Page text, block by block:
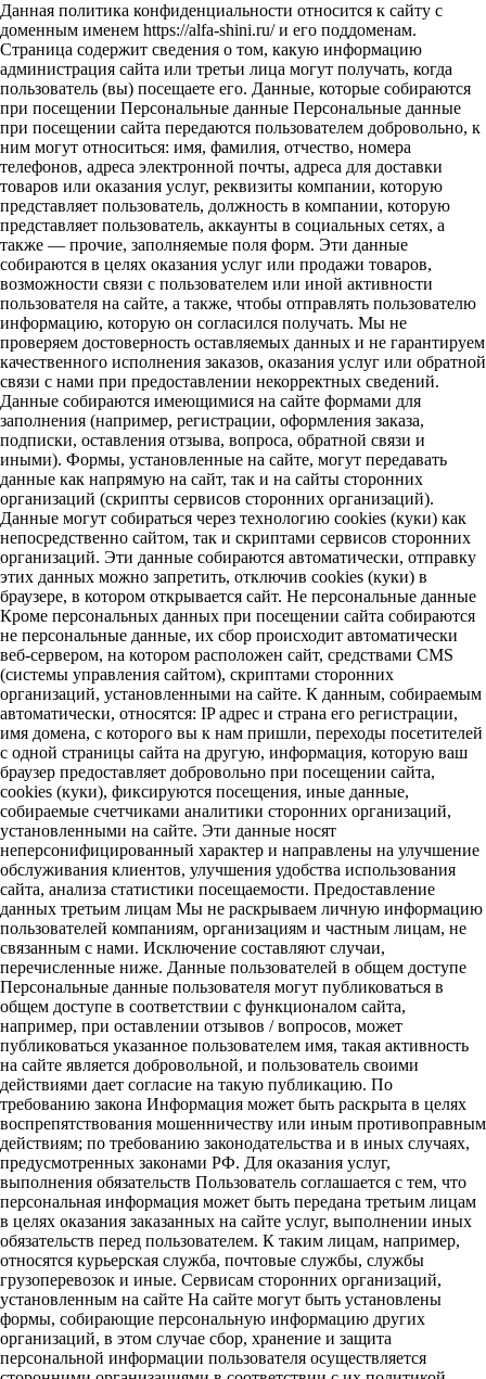
Данная политика конфиденциальности относится к сайту с
доменным именем https://alfa-shini.ru/ и его поддоменам.
Страница содержит сведения о том, какую информацию
администрация сайта или третьи лица могут получать, когда
пользователь (вы) посещаете его. Данные, которые собираются
при посещении Персональные данные Персональные данные
при посещении сайта передаются пользователем добровольно, к
ним могут относиться: имя, фамилия, отчество, номера
телефонов, адреса электронной почты, адреса для доставки
товаров или оказания услуг, реквизиты компании, которую
представляет пользователь, должность в компании, которую
представляет пользователь, аккаунты в социальных сетях, а
также — прочие, заполняемые поля форм. Эти данные
собираются в целях оказания услуг или продажи товаров,
возможности связи с пользователем или иной активности
пользователя на сайте, а также, чтобы отправлять пользователю
информацию, которую он согласился получать. Мы не
проверяем достоверность оставляемых данных и не гарантируем
качественного исполнения заказов, оказания услуг или обратной
связи с нами при предоставлении некорректных сведений.
Данные собираются имеющимися на сайте формами для
заполнения (например, регистрации, оформления заказа,
подписки, оставления отзыва, вопроса, обратной связи и
иными). Формы, установленные на сайте, могут передавать
данные как напрямую на сайт, так и на сайты сторонних
организаций (скрипты сервисов сторонних организаций).
Данные могут собираться через технологию cookies (куки) как
непосредственно сайтом, так и скриптами сервисов сторонних
организаций. Эти данные собираются автоматически, отправку
этих данных можно запретить, отключив cookies (куки) в
браузере, в котором открывается сайт. Не персональные данные
Кроме персональных данных при посещении сайта собираются
не персональные данные, их сбор происходит автоматически
веб-сервером, на котором расположен сайт, средствами CMS
(системы управления сайтом), скриптами сторонних
организаций, установленными на сайте. К данным, собираемым
автоматически, относятся: IP адрес и страна его регистрации,
имя домена, с которого вы к нам пришли, переходы посетителей
с одной страницы сайта на другую, информация, которую ваш
браузер предоставляет добровольно при посещении сайта,
cookies (куки), фиксируются посещения, иные данные,
собираемые счетчиками аналитики сторонних организаций,
установленными на сайте. Эти данные носят
неперсонифицированный характер и направлены на улучшение
обслуживания клиентов, улучшения удобства использования
сайта, анализа статистики посещаемости. Предоставление
данных третьим лицам Мы не раскрываем личную информацию
пользователей компаниям, организациям и частным лицам, не
связанным с нами. Исключение составляют случаи,
перечисленные ниже. Данные пользователей в общем доступе
Персональные данные пользователя могут публиковаться в
общем доступе в соответствии с функционалом сайта,
например, при оставлении отзывов / вопросов, может
публиковаться указанное пользователем имя, такая активность
на сайте является добровольной, и пользователь своими
действиями дает согласие на такую публикацию. По
требованию закона Информация может быть раскрыта в целях
воспрепятствования мошенничеству или иным противоправным
действиям; по требованию законодательства и в иных случаях,
предусмотренных законами РФ. Для оказания услуг,
выполнения обязательств Пользователь соглашается с тем, что
персональная информация может быть передана третьим лицам
в целях оказания заказанных на сайте услуг, выполнении иных
обязательств перед пользователем. К таким лицам, например,
относятся курьерская служба, почтовые службы, службы
грузоперевозок и иные. Сервисам сторонних организаций,
установленным на сайте На сайте могут быть установлены
формы, собирающие персональную информацию других
организаций, в этом случае сбор, хранение и защита
персональной информации пользователя осуществляется